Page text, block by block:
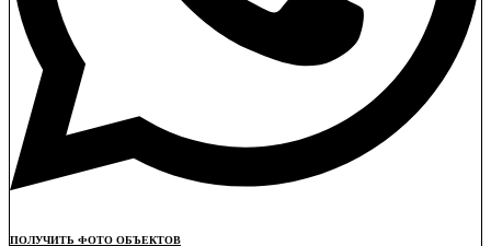
ПОЛУЧИТЬ ФОТО ОБЪЕКТОВ